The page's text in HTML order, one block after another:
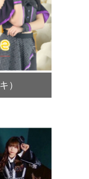
）